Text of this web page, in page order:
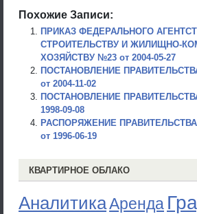
Похожие Записи:
ПРИКАЗ ФЕДЕРАЛЬНОГО
СТРОИТЕЛЬСТВУ И ЖИЛИЩНО-
ХОЗЯЙСТВУ №23 от 2004-05-27
ПОСТАНОВЛЕНИЕ
от 2004-11-02
ПОСТАНОВЛЕНИЕ
1998-09-08
РАСПОРЯЖЕНИЕ
от 1996-06-19
КВАРТИРНОЕ ОБЛАКО
АналитикаАренда